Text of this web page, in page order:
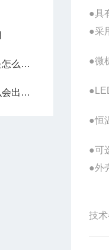
来的
壁？
●具
●采
●微
●恒
●可
●外
技